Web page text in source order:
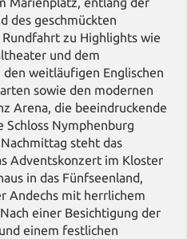
Marienplatz, entlang der
des geschmückten
zu Highlights wie
und dem
den weitläufigen Englischen
sowie den modernen
Arena, die beeindruckende
Schloss Nymphenburg
steht das
Adventskonzert im Kloster
in das Fünfseenland,
Andechs mit herrlichem
einer Besichtigung der
einem festlichen